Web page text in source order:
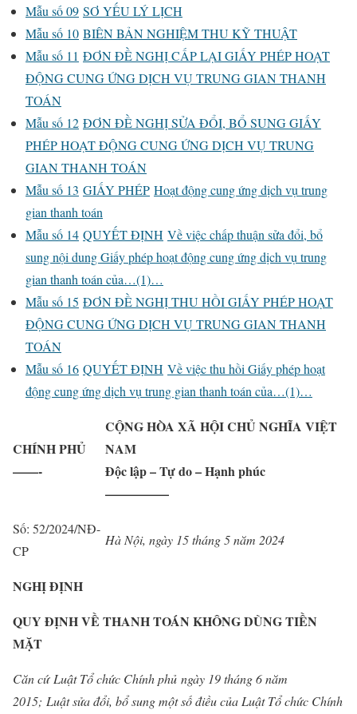
Mẫu số 09 SƠ YẾU LÝ LỊCH
Mẫu số 10 BIÊN BẢN NGHIỆM THU KỸ THUẬT
Mẫu số 11 ĐƠN ĐỀ NGHỊ CẤP LẠI GIẤY PHÉP HOẠT
ĐỘNG CUNG ỨNG DỊCH VỤ TRUNG GIAN THANH
TOÁN
Mẫu số 12 ĐƠN ĐỀ NGHỊ SỬA ĐỔI, BỔ SUNG GIẤY
PHÉP HOẠT ĐỘNG CUNG ỨNG DỊCH VỤ TRUNG
GIAN THANH TOÁN
Mẫu số 13 GIẤY PHÉP Hoạt động cung ứng dịch vụ trung
gian thanh toán
Mẫu số 14 QUYẾT ĐỊNH Về việc chấp thuận sửa đổi, bổ
sung nội dung Giấy phép hoạt động cung ứng dịch vụ trung
gian thanh toán của…(1)…
Mẫu số 15 ĐƠN ĐỀ NGHỊ THU HỒI GIẤY PHÉP HOẠT
ĐỘNG CUNG ỨNG DỊCH VỤ TRUNG GIAN THANH
TOÁN
Mẫu số 16 QUYẾT ĐỊNH Về việc thu hồi Giấy phép hoạt
động cung ứng dịch vụ trung gian thanh toán của…(1)…
CHÍNH PHỦ
——-
CỘNG HÒA XÃ HỘI CHỦ NGHĨA VIỆT
NAM
Độc lập – Tự do – Hạnh phúc
—————
Số: 52/2024/NĐ-
CP
Hà Nội, ngày 15 tháng 5 năm 2024
NGHỊ ĐỊNH
QUY ĐỊNH VỀ THANH TOÁN KHÔNG DÙNG TIỀN
MẶT
Căn cứ Luật Tổ chức Chính phủ ngày 19 tháng 6 năm
2015; Luật sửa đổi, bổ sung một số điều của Luật Tổ chức Chính